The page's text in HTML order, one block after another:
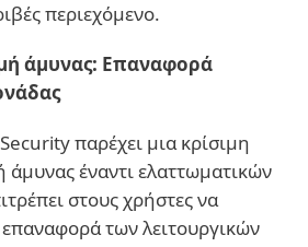
περιεχόμενο.
άμυνας: Επαναφορά
παρέχει μια κρίσιμη
άμυνας έναντι ελαττωματικών
στους χρήστες να
των λειτουργικών